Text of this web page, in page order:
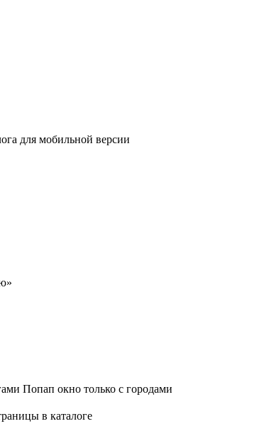
для мобильной версии
Попап окно только с городами
в каталоге